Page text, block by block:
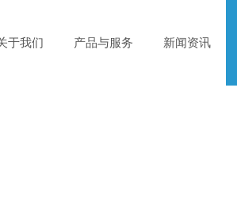
于我们 产品与服务 新闻资讯